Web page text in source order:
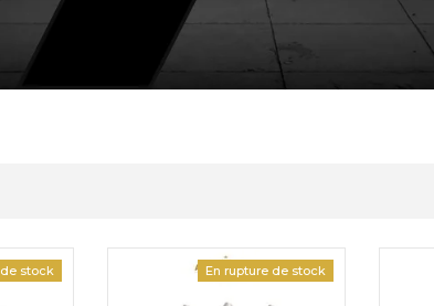
stock En rupture de stock